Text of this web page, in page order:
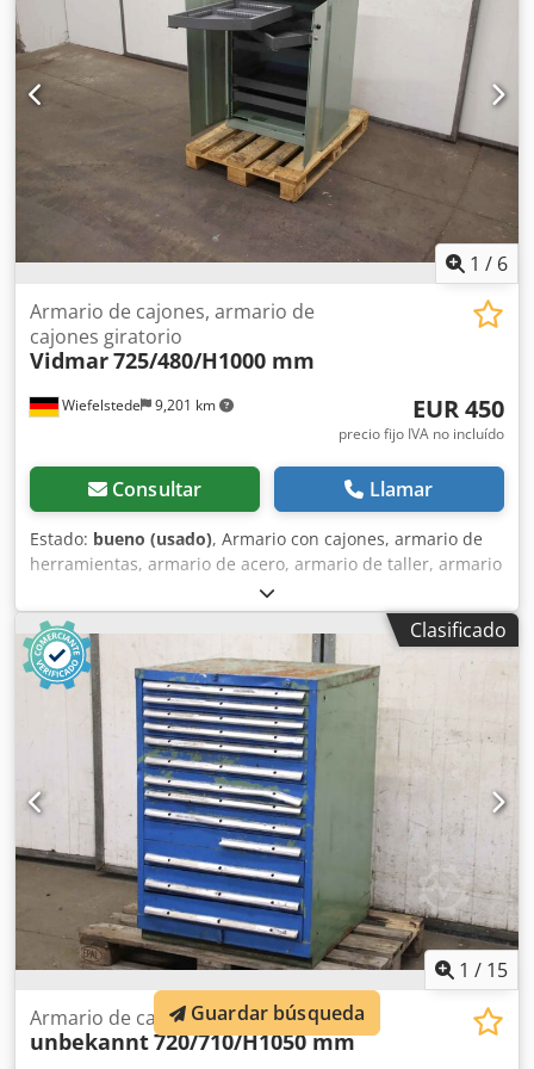
1 / 6
Wiefelstede 9,201 km
Armario de cajones, armario de
cajones giratorio
Vidmar725/480/H1000 mm
EUR 450
precio fijo IVA no incluído
Consultar Llamar
Estado: bueno (usado), Armario con cajones, armario de
herramientas, armario de acero, armario de taller, armario
con cajones giratorios -Armario de herramientas: Vidmar
con cajones giratorios, construcción robusta -Cajones: 5
cajones giratorios, distribución/alturas ver fotos /
ajustables en altura mediante sistema perforado Cedpfx
Alsxf Drrs Tjha -Cerradura: sin llave -Dimensiones:
ANxPRxAL 725/480/1000 mm -Peso: 98 kg
Clasificado
1 / 15
Armario de cajones
unbekannt720/710/H1050 mm
Guardar búsqueda